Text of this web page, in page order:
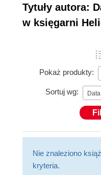
Tytuły autora:
w księgarni
Pokaż produkty:
Sortuj wg:
Nie znaleziono
kryteria.